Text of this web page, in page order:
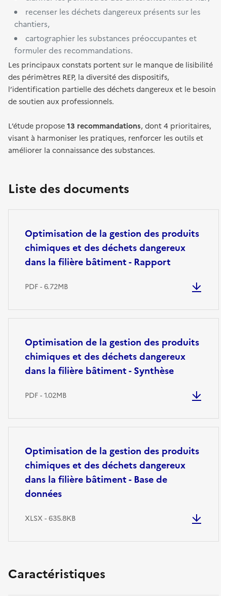
recenser les déchets dangereux présents sur les
chantiers,
cartographier les substances préoccupantes et
formuler des recommandations.
Les principaux constats portent sur le manque de lisibilité
des périmètres REP, la diversité des dispositifs,
l’identification partielle des déchets dangereux et le besoin
de soutien aux professionnels.
L’étude propose13 recommandations, dont 4 prioritaires,
visant à harmoniser les pratiques, renforcer les outils et
améliorer la connaissance des substances.
Liste des documents
Optimisation de la gestion des produits
chimiques et des déchets dangereux
dans la filière bâtiment - Rapport
PDF - 6.72MB
Optimisation de la gestion des produits
chimiques et des déchets dangereux
dans la filière bâtiment - Synthèse
PDF - 1.02MB
Optimisation de la gestion des produits
chimiques et des déchets dangereux
dans la filière bâtiment - Base de
données
XLSX - 635.8KB
Caractéristiques